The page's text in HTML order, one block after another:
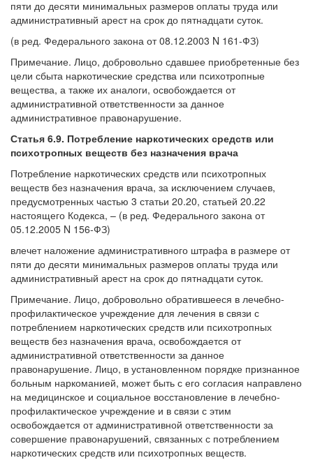
пяти до десяти минимальных размеров оплаты труда или
административный арест на срок до пятнадцати суток.
(в ред. Федерального закона от 08.12.2003 N 161-ФЗ)
Примечание. Лицо, добровольно сдавшее приобретенные без
цели сбыта наркотические средства или психотропные
вещества, а также их аналоги, освобождается от
административной ответственности за данное
административное правонарушение.
Статья 6.9. Потребление наркотических средств или
психотропных веществ без назначения врача
Потребление наркотических средств или психотропных
веществ без назначения врача, за исключением случаев,
предусмотренных частью 3 статьи 20.20, статьей 20.22
настоящего Кодекса, – (в ред. Федерального закона от
05.12.2005 N 156-ФЗ)
влечет наложение административного штрафа в размере от
пяти до десяти минимальных размеров оплаты труда или
административный арест на срок до пятнадцати суток.
Примечание. Лицо, добровольно обратившееся в лечебно-
профилактическое учреждение для лечения в связи с
потреблением наркотических средств или психотропных
веществ без назначения врача, освобождается от
административной ответственности за данное
правонарушение. Лицо, в установленном порядке признанное
больным наркоманией, может быть с его согласия направлено
на медицинское и социальное восстановление в лечебно-
профилактическое учреждение и в связи с этим
освобождается от административной ответственности за
совершение правонарушений, связанных с потреблением
наркотических средств или психотропных веществ.